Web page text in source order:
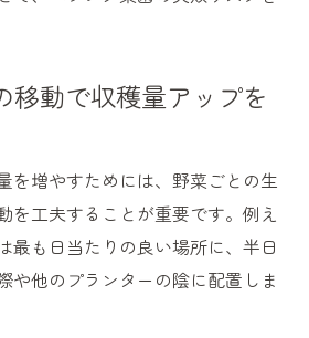
移動で収穫量アップを
を増やすためには、野菜ごとの生
を工夫することが重要です。例え
最も日当たりの良い場所に、半日
や他のプランターの陰に配置しま